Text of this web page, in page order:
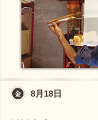
8月18日